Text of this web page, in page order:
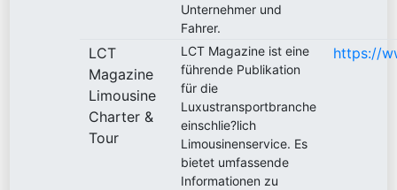
Unternehmer und
Fahrer.
LCT
Magazine
Limousine
Charter &
Tour
LCT Magazine ist eine
führende Publikation
für die
Luxustransportbranche
einschlie?lich
Limousinenservice. Es
bietet umfassende
Informationen zu
https://